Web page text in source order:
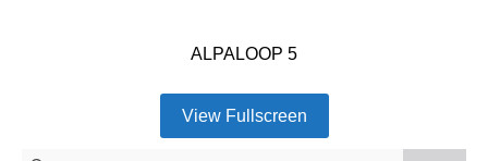
ALPALOOP 5
View Fullscreen